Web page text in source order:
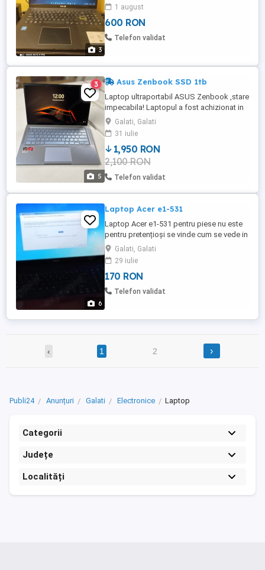
3
4GB.
1 august
600 RON
Telefon validat
5
3 Asus Zenbook SSD 1tb
Laptop ultraportabil ASUS Zenbook ,stare
impecabila! Laptopul a fost achizionat in
2021 și folosit doar in scop didactic. Nu a
fost folosit pentru gaming niciodata
,bateria este noua! Detin cutia la el si husa
de achizitie! PROCESOR AMD RYZEN 5
MEMORIE Capacitate memorie 8 GB Tip
memorieLPDDR4X Memorie ...
Galati, Galati
31 iulie
1,950 RON
2,100 RON
Telefon validat
6
Laptop Acer e1-531
Laptop Acer e1-531 pentru piese nu este
pentru pretențioși se vinde cum se vede in
imagini
Galati, Galati
29 iulie
170 RON
Telefon validat
‹ 1 2 ›
Publi24 Anunțuri Galati Electronice Laptop
Categorii
Județe
Localități